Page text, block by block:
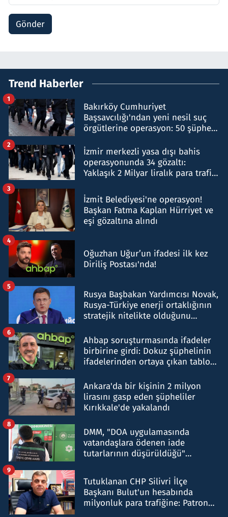
Gönder
Trend Haberler
Bakırköy Cumhuriyet
Başsavcılığı'ndan yeni nesil suç
örgütlerine operasyon: 50 şüpheli
1
İzmir merkezli yasa dışı bahis
operasyonunda 34 gözaltı:
Yaklaşık 2 Milyar liralık para trafiği
2
İzmit Belediyesi'ne operasyon!
Başkan Fatma Kaplan Hürriyet ve
eşi gözaltına alındı
3
Oğuzhan Uğur’un ifadesi ilk kez
Diriliş Postası'nda!
4
Rusya Başbakan Yardımcısı Novak,
Rusya-Türkiye enerji ortaklığının
stratejik nitelikte olduğunu
5
Ahbap soruşturmasında ifadeler
birbirine girdi: Dokuz şüphelinin
ifadelerinden ortaya çıkan tablo
6
Ankara'da bir kişinin 2 milyon
lirasını gasp eden şüpheliler
Kırıkkale'de yakalandı
7
DMM, "DOA uygulamasında
vatandaşlara ödenen iade
tutarlarının düşürüldüğü"
8
Tutuklanan CHP Silivri İlçe
Başkanı Bulut'un hesabında
milyonluk para trafiğine: Patron
9